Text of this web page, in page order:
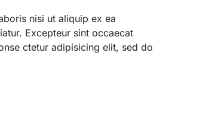
nisi ut aliquip ex ea
Excepteur sint occaecat
ctetur adipisicing elit, sed do